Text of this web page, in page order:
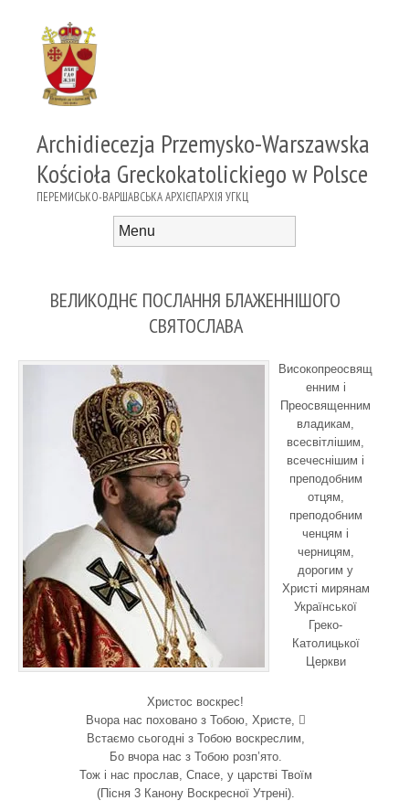
Archidiecezja Przemysko-Warszawska
Kościoła Greckokatolickiego w Polsce
ПЕРЕМИСЬКО-ВАРШАВСЬКА АРХІЄПАРХІЯ УГКЦ
ВЕЛИКОДНЄ ПОСЛАННЯ БЛАЖЕННІШОГО
СВЯТОСЛАВА
Високопреосвящ
енним і
Преосвященним
владикам,
всесвітлішим,
всечеснішим і
преподобним
отцям,
преподобним
ченцям і
черницям,
дорогим у
Христі мирянам
Української
Греко-
Католицької
Церкви
Христос воскрес!
Вчора нас поховано з Тобою, Христе, 
Встаємо сьогодні з Тобою воскреслим,
Бо вчора нас з Тобою розп’ято.
Тож і нас прослав, Спасе, у царстві Твоїм
(Пісня 3 Канону Воскресної Утрені).